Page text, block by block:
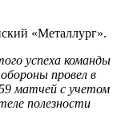
«Металлург».
успеха команды
провел в
матчей с учетом
полезности